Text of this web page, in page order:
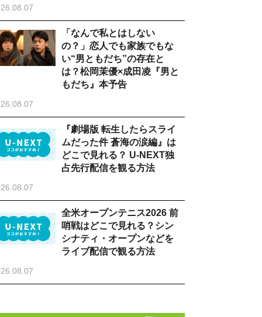
「なんで私とはしない
の？」恋人でも家族でもな
い“男ともだち”の存在と
は？松岡茉優×成田凌『男と
もだち』本予告
『劇場版 転生したらスライ
ムだった件 蒼海の涙編』は
どこで見れる？ U-NEXT独
占先行配信を観る方法
全米オープンテニス2026 前
哨戦はどこで見れる？シン
シナティ・オープンなどを
ライブ配信で観る方法